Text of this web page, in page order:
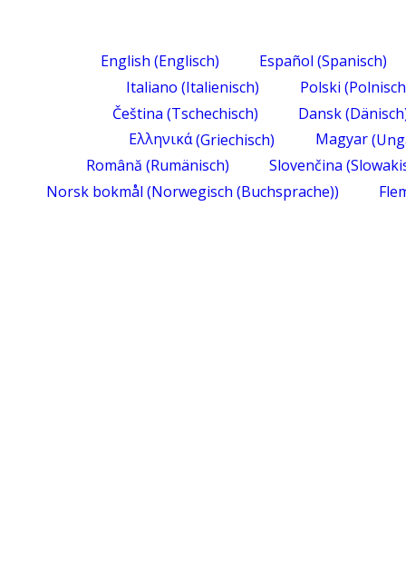
English (Englisch) Español (Spanisch)
Italiano (Italienisch) Polski (Polnisch
Čeština (Tschechisch) Dansk(Dänisch
Ελληνικά(Griechisch) Magyar(
Română (Rumänisch) Slovenčina (
Norsk bokmål (Norwegisch (Buchsprache))